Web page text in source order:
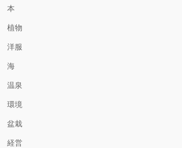
本
植物
洋服
海
温泉
環境
盆栽
経営